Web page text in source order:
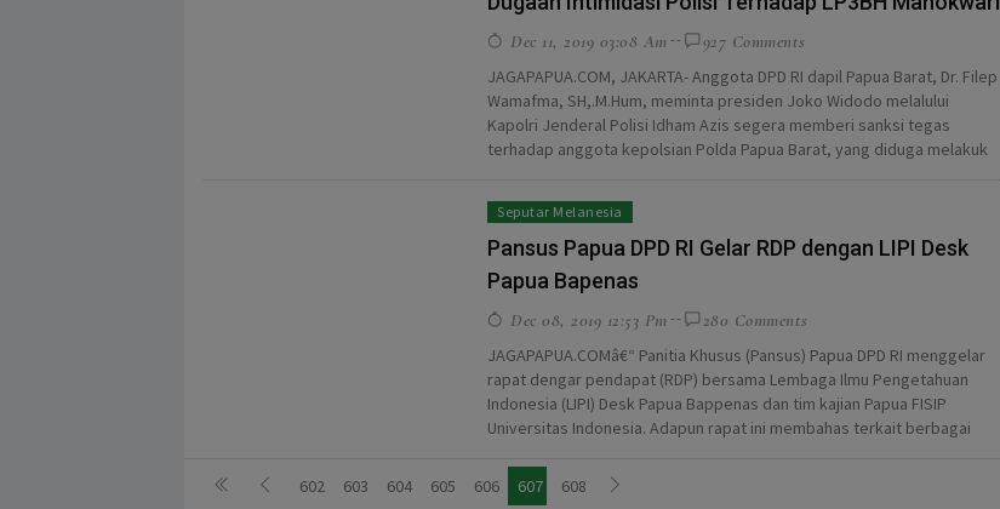
Dec 11, 2019 03:08 Am
927 Comments
JAGAPAPUA.COM, JAKARTA- Anggota DPD RI dapil Papua Barat, Dr. Filep
Wamafma, SH,.M.Hum, meminta presiden Joko Widodo melalului
Kapolri Jenderal Polisi Idham Azis segera memberi sanksi tegas
terhadap anggota kepolsian Polda Papua Barat, yang diduga melakuk
Seputar Melanesia
Pansus Papua DPD RI Gelar RDP dengan LIPI Desk
Papua Bapenas
Dec 08, 2019 12:53 Pm
280 Comments
JAGAPAPUA.COMâ€“ Panitia Khusus (Pansus) Papua DPD RI menggelar
rapat dengar pendapat (RDP) bersama Lembaga Ilmu Pengetahuan
Indonesia (LIPI) Desk Papua Bappenas dan tim kajian Papua FISIP
Universitas Indonesia. Adapun rapat ini membahas terkait berbagai
602 603 604 605 606 607 608